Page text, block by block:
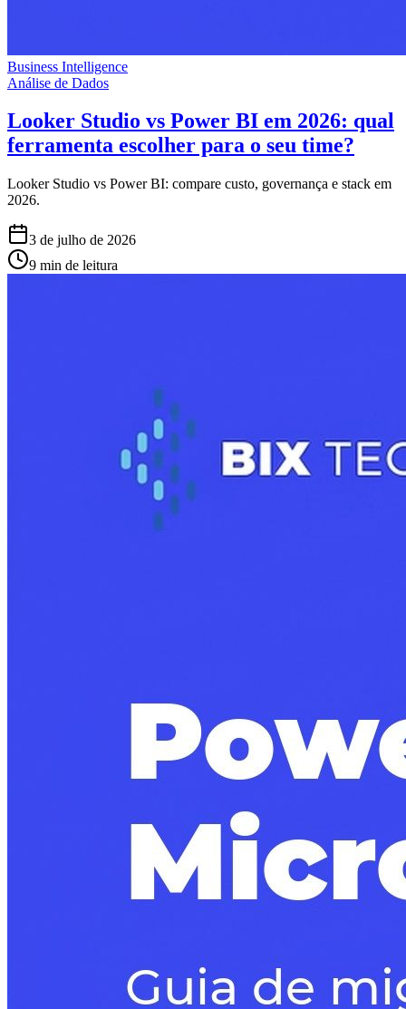
Business Intelligence
Análise de Dados
Looker Studio vs Power BI em 2026: qual
ferramenta escolher para o seu time?
Looker Studio vs Power BI: compare custo, governança e stack em
2026.
3 de julho de 2026
9 min de leitura